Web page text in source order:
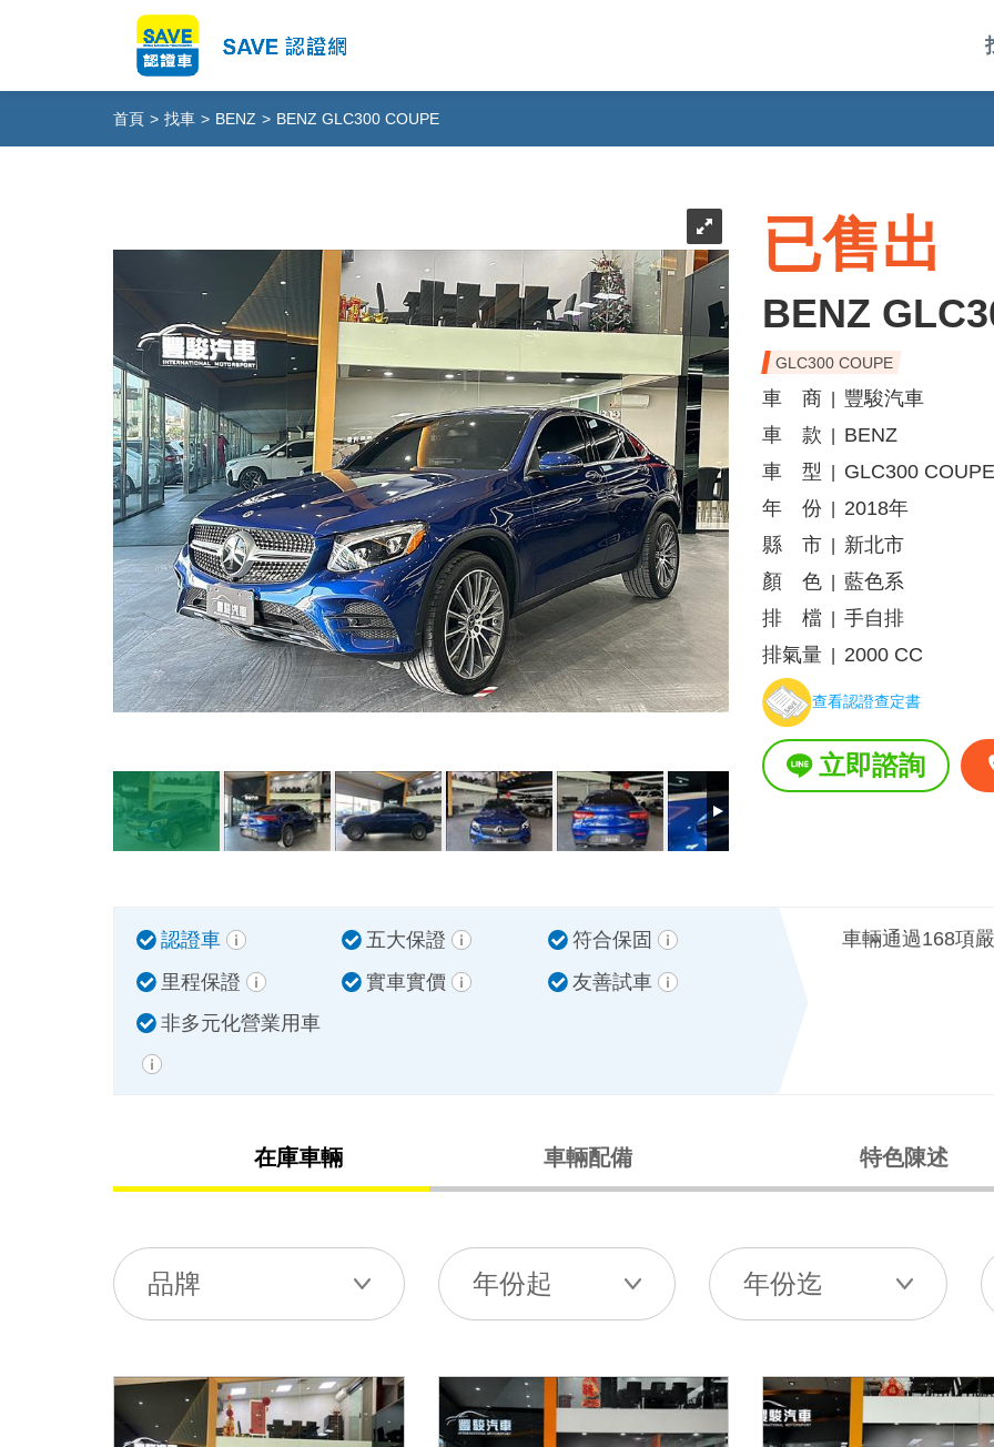
首頁 > 找車 > BENZ > BENZ GLC300 COUPE
已售出
BENZ
GLC300 COUPE
車 商
豐駿汽車
車 款
BENZ
車 型
GLC300 COUPE
年 份
2018年
縣 市
新北市
顏 色
藍色系
排 檔
手自排
排氣量
2000 CC
查看認證查定書
立即諮詢
認證車 五大保證
符合保固
里程保證
實車實價
友善試車
非多元化營業用車
車輛通過168項
在庫車輛 車輛配備 特色陳述